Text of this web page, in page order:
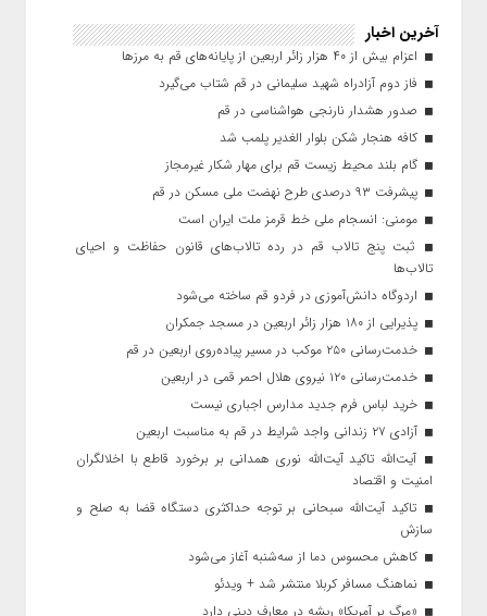
آخرین اخبار
اعزام بیش از ۴۰ هزار زائر اربعین از پایانه‌های قم به مرزها
فاز دوم آزادراه شهید سلیمانی در قم شتاب می‌گیرد
صدور هشدار نارنجی هواشناسی در قم
کافه هنجار شکن بلوار الغدیر پلمب شد
گام بلند محیط زیست قم برای مهار شکار غیرمجاز
پیشرفت ۹۳ درصدی طرح نهضت ملی مسکن در قم
مومنی: انسجام ملی خط قرمز ملت ایران است
ثبت پنج تالاب قم در رده تالاب‌های قانون حفاظت و احیای
تالاب‌ها
اردوگاه دانش‌آموزی در فردو قم ساخته می‌شود
پذیرایی از ۱۸۰ هزار زائر اربعین در مسجد جمکران
خدمت‌رسانی ۲۵۰ موکب در مسیر پیاده‌روی اربعین در قم
خدمت‌رسانی ۱۲۰ نیروی هلال احمر قمی در اربعین
خرید لباس فرم جدید مدارس اجباری نیست
آزادی ۲۷ زندانی واجد شرایط در قم به مناسبت اربعین
آیت‌الله تاکید آیت‌الله نوری همدانی بر برخورد قاطع با اخلالگران
امنیت و اقتصاد
تاکید آیت‌الله‌ سبحانی بر توجه حداکثری دستگاه قضا به صلح و
سازش
کاهش محسوس دما از سه‌شنبه آغاز می‌شود
نماهنگ مسافر کربلا منتشر شد + ویدئو
«مرگ بر آمریکا» ریشه در معارف دینی دارد